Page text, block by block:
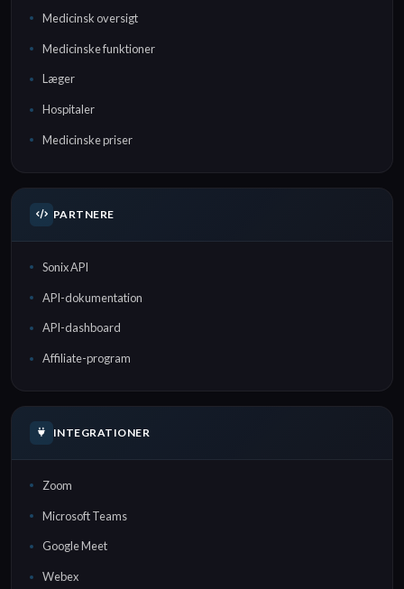
Medicinsk oversigt
Medicinske funktioner
Læger
Hospitaler
Medicinske priser
PARTNERE
Sonix API
API-dokumentation
API-dashboard
Affiliate-program
INTEGRATIONER
Zoom
Microsoft Teams
Google Meet
Webex